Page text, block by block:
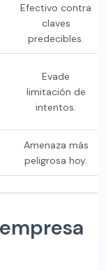
Efectivo contra
claves
predecibles.
Evade
limitación de
intentos.
Amenaza más
peligrosa hoy.